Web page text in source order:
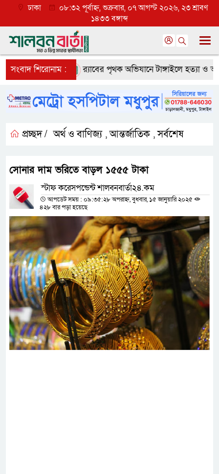
ঢাকা
০৮:৩২ পূর্বাহ্ন, শুক্রবার, ০৭ আগস্ট ২০২৬, ২৩ শ্রাবণ
১৪৩৩ বঙ্গাব্দ
সংবাদ শিরোনাম :
ব্যাপক প্রত্যাশা র‌্যাবের পৃথক অভিযানে টাঙ্গাইলে হত্যা ও
প্রচ্ছদ / অর্থ ও বাণিজ্য ,আন্তর্জাতিক ,সর্বশেষ
সোনার দাম ভরিতে বাড়ল ১৫৫৫ টাকা
স্টাফ করেসপন্ডেন্ট শালবনবার্তা২৪.কম
আপডেট সময় : ০৯:৩৫:২৮ অপরাহ্ন, বুধবার, ১৫ জানুয়ারি ২০২৫
৪২৮ বার পড়া হয়েছে